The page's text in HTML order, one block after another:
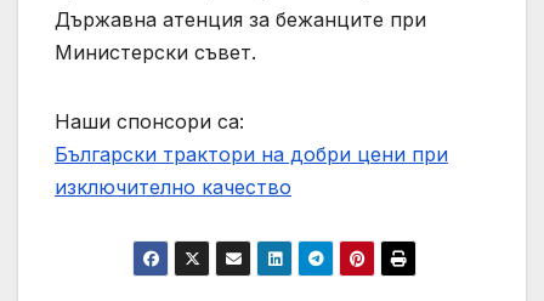
Държавна атенция за бежанците при
Министерски съвет.
Наши спонсори са:
Български трактори на добри цени при
изключително качество